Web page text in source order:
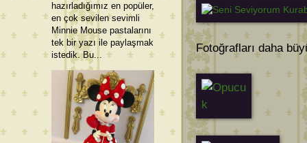
Fotoğrafları daha
hazırladığımız en popüler,
en çok sevilen sevimli
Minnie Mouse pastalarını
tek bir yazı ile paylaşmak
istedik. Bu...